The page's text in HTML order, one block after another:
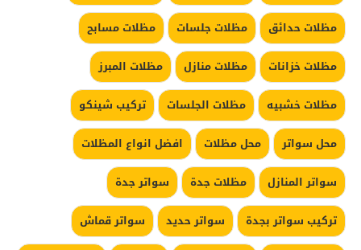
مظلات حدائق
مظلات جلسات
مظلات مسابح
مظلات خزانات
مظلات منازل
مظلات المبرز
مظلات خشبيه
مظلات الجلسات
تركيب شينكو
محل سواتر
محل مظلات
افضل انواع المظلات
سواتر المنازل
مظلات جدة
سواتر جدة
تركيب سواتر بجدة
سواتر حديد
سواتر قماش